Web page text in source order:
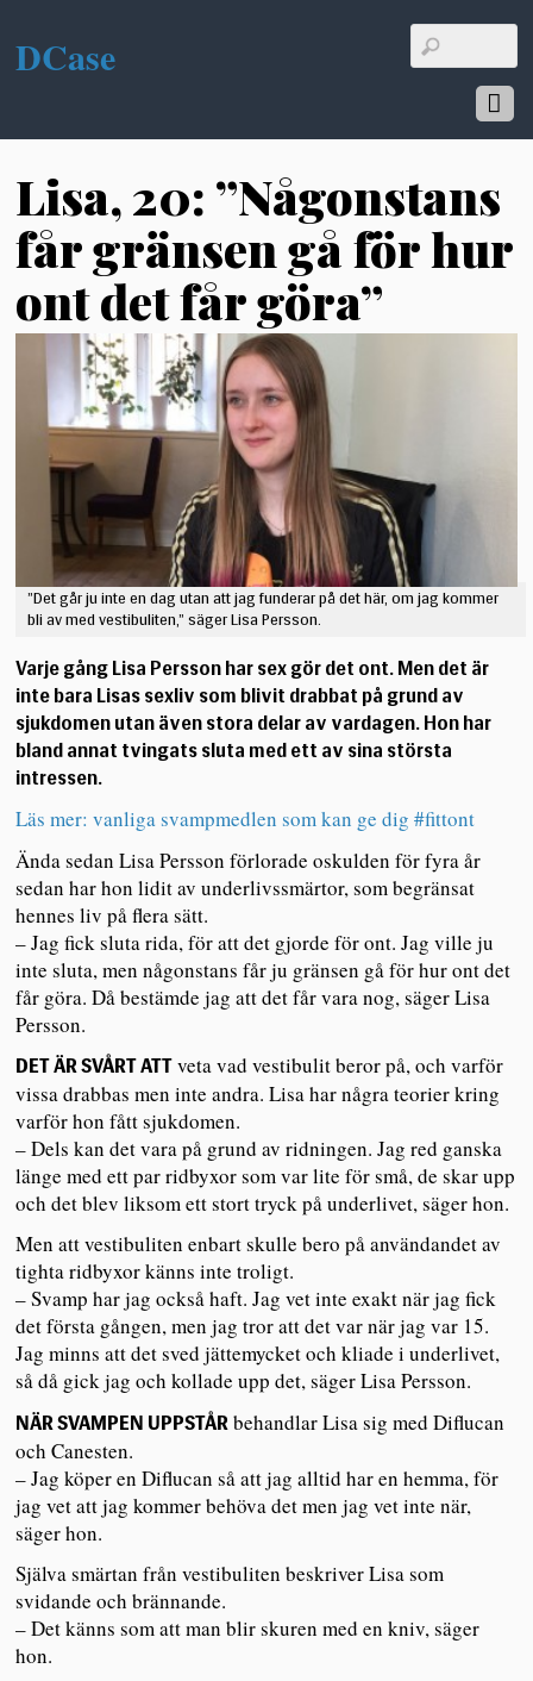
DCase
Lisa, 20: ”Någonstans
får gränsen gå för hur
ont det får göra”
”Det går ju inte en dag utan att jag funderar på det här, om jag kommer
bli av med vestibuliten,” säger Lisa Persson.
Varje gång Lisa Persson har sex gör det ont. Men det är
inte bara Lisas sexliv som blivit drabbat på grund av
sjukdomen utan även stora delar av vardagen. Hon har
bland annat tvingats sluta med ett av sina största
intressen.
Läs mer: vanliga svampmedlen som kan ge dig #fittont
Ända sedan Lisa Persson förlorade oskulden för fyra år
sedan har hon lidit av underlivssmärtor, som begränsat
hennes liv på flera sätt.
– Jag fick sluta rida, för att det gjorde för ont. Jag ville ju
inte sluta, men någonstans får ju gränsen gå för hur ont det
får göra. Då bestämde jag att det får vara nog, säger Lisa
Persson.
DET ÄR SVÅRT ATT veta vad vestibulit beror på, och varför
vissa drabbas men inte andra. Lisa har några teorier kring
varför hon fått sjukdomen.
– Dels kan det vara på grund av ridningen. Jag red ganska
länge med ett par ridbyxor som var lite för små, de skar upp
och det blev liksom ett stort tryck på underlivet, säger hon.
Men att vestibuliten enbart skulle bero på användandet av
tighta ridbyxor känns inte troligt.
– Svamp har jag också haft. Jag vet inte exakt när jag fick
det första gången, men jag tror att det var när jag var 15.
Jag minns att det sved jättemycket och kliade i underlivet,
så då gick jag och kollade upp det, säger Lisa Persson.
NÄR SVAMPEN UPPSTÅR behandlar Lisa sig med Diflucan
och Canesten.
– Jag köper en Diflucan så att jag alltid har en hemma, för
jag vet att jag kommer behöva det men jag vet inte när,
säger hon.
Själva smärtan från vestibuliten beskriver Lisa som
svidande och brännande.
– Det känns som att man blir skuren med en kniv, säger
hon.